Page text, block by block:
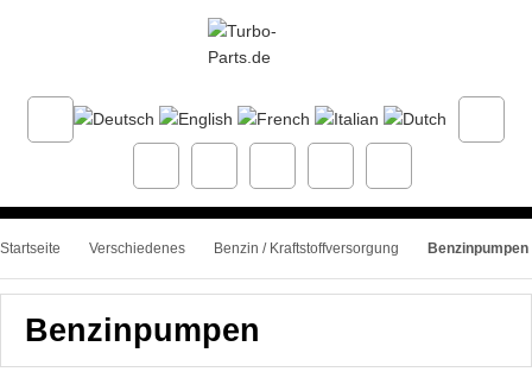
Startseite Verschiedenes Benzin / Kraftstoffversorgung Benzinpumpen
Benzinpumpen